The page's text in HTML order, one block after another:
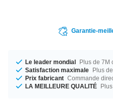
Garantie-
Le leader mondial Plus de 7M
Satisfaction maximale Plus
Prix fabricant Commande
LA MEILLEURE QUALITÉ